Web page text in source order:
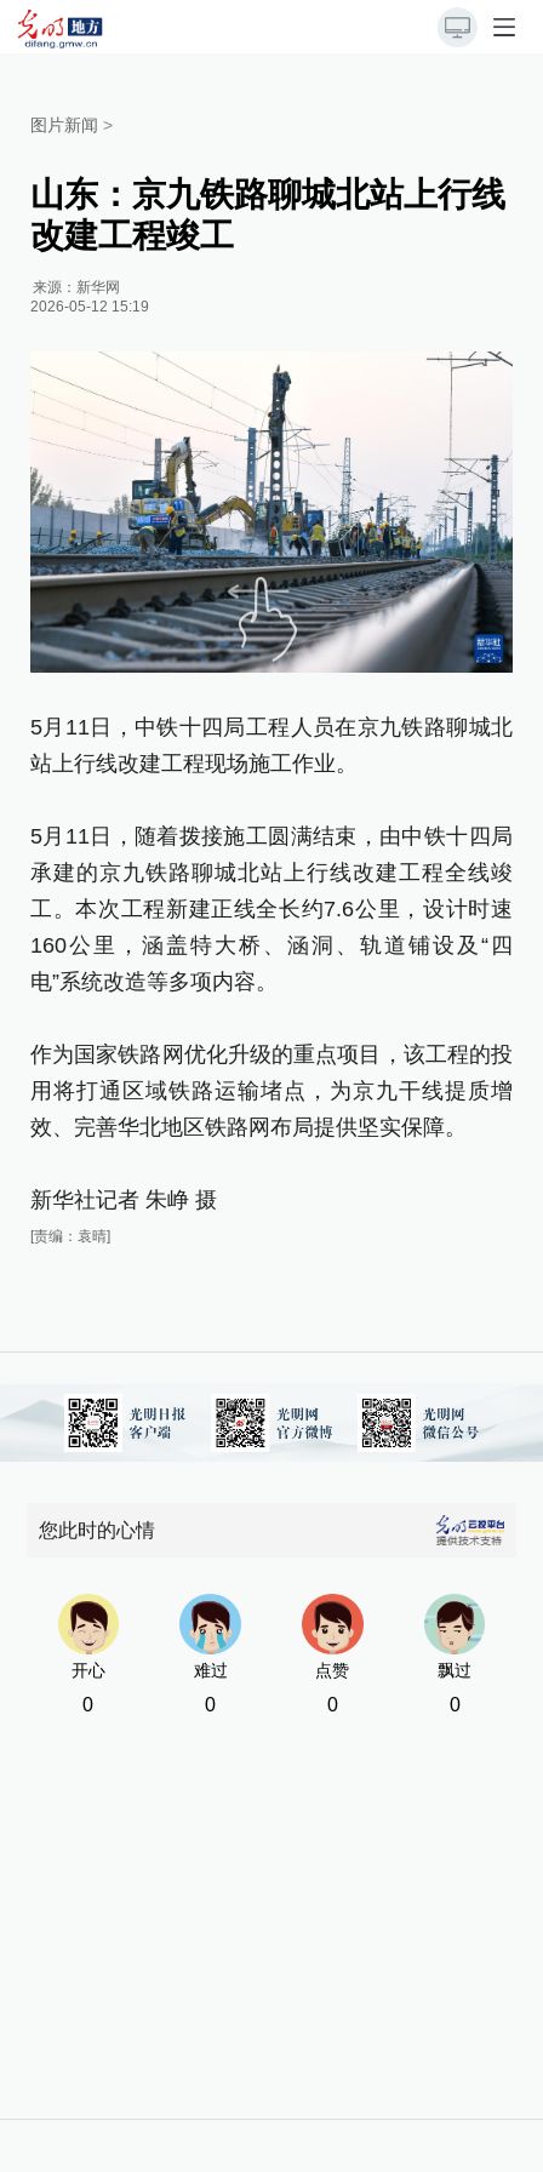
图片新闻 >
山东：京九铁路聊城北站上行线
改建工程竣工
来源： 新华网
2026-05-12 15:19
5月11日，中铁十四局工程人员在京九铁路聊城北
站上行线改建工程现场施工作业。
5月11日，随着拨接施工圆满结束，由中铁十四局
承建的京九铁路聊城北站上行线改建工程全线竣
工。本次工程新建正线全长约7.6公里，设计时速
160公里，涵盖特大桥、涵洞、轨道铺设及“四
电”系统改造等多项内容。
作为国家铁路网优化升级的重点项目，该工程的投
用将打通区域铁路运输堵点，为京九干线提质增
效、完善华北地区铁路网布局提供坚实保障。
新华社记者 朱峥 摄
[责编：袁晴]
您此时的心情
开心
0
难过
0
点赞
0
飘过
0